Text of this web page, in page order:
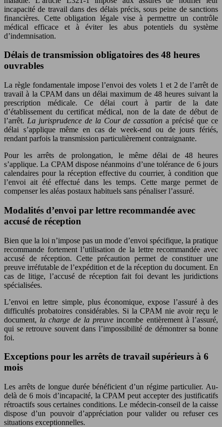
incapacité de travail dans des délais précis, sous peine de sanctions
financières. Cette obligation légale vise à permettre un contrôle
médical efficace et à éviter les abus potentiels du système
d’indemnisation.
Délais de transmission obligatoires des 48 heures
ouvrables
La règle fondamentale impose l’envoi des volets 1 et 2 de l’arrêt de
travail à la CPAM dans un délai maximum de 48 heures suivant la
prescription médicale. Ce délai court à partir de la date
d’établissement du certificat médical, non de la date de début de
l’arrêt. La jurisprudence de la Cour de cassationa précisé que ce
délai s’applique même en cas de week-end ou de jours fériés,
rendant parfois la transmission particulièrement contraignante.
Pour les arrêts de prolongation, le même délai de 48 heures
s’applique. La CPAM dispose néanmoins d’une tolérance de 6 jours
calendaires pour la réception effective du courrier, à condition que
l’envoi ait été effectué dans les temps. Cette marge permet de
compenser les aléas postaux habituels sans pénaliser l’assuré.
Modalités d’envoi par lettre recommandée avec
accusé de réception
Bien que la loi n’impose pas un mode d’envoi spécifique, la pratique
recommande fortement l’utilisation de la lettre recommandée avec
accusé de réception. Cette précaution permet de constituer une
preuve irréfutable de l’expédition et de la réception du document. En
cas de litige, l’accusé de réception fait foi devant les juridictions
spécialisées.
L’envoi en lettre simple, plus économique, expose l’assuré à des
difficultés probatoires considérables. Si la CPAM nie avoir reçu le
document, la charge de la preuveincombe entièrement à l’assuré,
qui se retrouve souvent dans l’impossibilité de démontrer sa bonne
foi.
Exceptions pour les arrêts de travail supérieurs à 6
mois
Les arrêts de longue durée bénéficient d’un régime particulier. Au-
delà de 6 mois d’incapacité, la CPAM peut accepter des justificatifs
rétroactifs sous certaines conditions. Le médecin-conseil de la caisse
dispose d’un pouvoir d’appréciation pour valider ou refuser ces
situations exceptionnelles.